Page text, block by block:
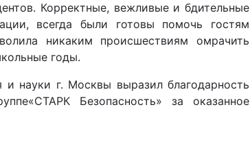
Корректные, вежливые и бдительные
всегда были готовы помочь гостям
никаким происшествиям омрачить
годы.
и науки г. Москвы выразил благодарность
е«СТАРК Безопасность» за оказанное